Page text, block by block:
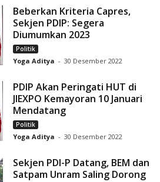
Beberkan Kriteria Capres,
Sekjen PDIP: Segera
Diumumkan 2023
Politik
Yoga Aditya - 30 Desember 2022
PDIP Akan Peringati HUT di
JIEXPO Kemayoran 10 Januari
Mendatang
Politik
Yoga Aditya - 30 Desember 2022
Sekjen PDI-P Datang, BEM dan
Satpam Unram Saling Dorong